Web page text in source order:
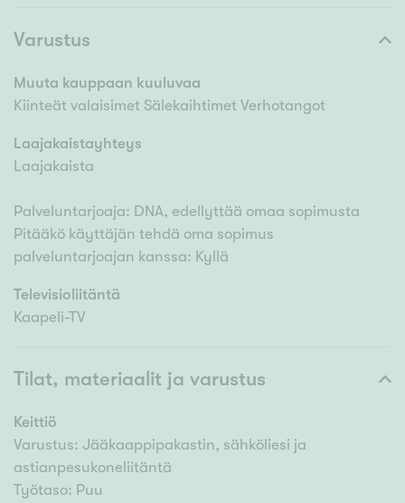
Varustus
Muuta kauppaan kuuluvaa
Kiinteät valaisimet Sälekaihtimet Verhotangot
Laajakaistayhteys
Laajakaista
Palveluntarjoaja: DNA, edellyttää omaa sopimusta
Pitääkö käyttäjän tehdä oma sopimus
palveluntarjoajan kanssa: Kyllä
Televisioliitäntä
Kaapeli-TV
Tilat, materiaalit ja varustus
Keittiö
Varustus: Jääkaappipakastin, sähköliesi ja
astianpesukoneliitäntä
Työtaso: Puu